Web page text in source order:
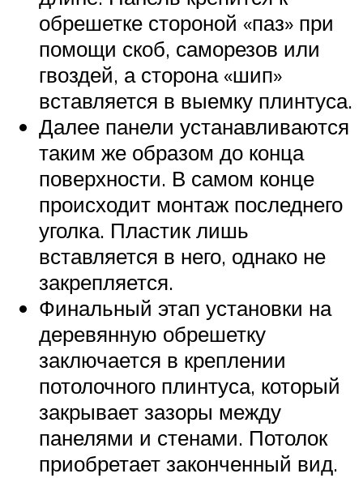
обрешетке стороной «паз» при
помощи скоб, саморезов или
гвоздей, а сторона «шип»
вставляется в выемку плинтуса.
Далее панели устанавливаются
таким же образом до конца
поверхности. В самом конце
происходит монтаж последнего
уголка. Пластик лишь
вставляется в него, однако не
закрепляется.
Финальный этап установки на
деревянную обрешетку
заключается в креплении
потолочного плинтуса, который
закрывает зазоры между
панелями и стенами. Потолок
приобретает законченный вид.